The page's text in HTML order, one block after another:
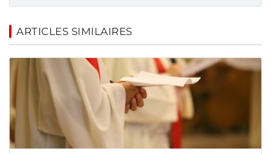
ARTICLES SIMILAIRES